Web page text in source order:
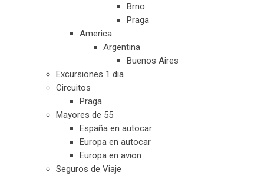
Brno
Praga
America
Argentina
Buenos Aires
Excursiones 1 dia
Circuitos
Praga
Mayores de 55
España en autocar
Europa en autocar
Europa en avion
Seguros de Viaje